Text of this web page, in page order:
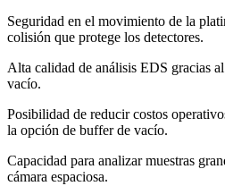
Seguridad en el movimiento de la
colisión que protege los detectores.
Alta calidad de análisis EDS gracias
vacío.
Posibilidad de reducir costos
la opción de buffer de vacío.
Capacidad para analizar muestras
cámara espaciosa.